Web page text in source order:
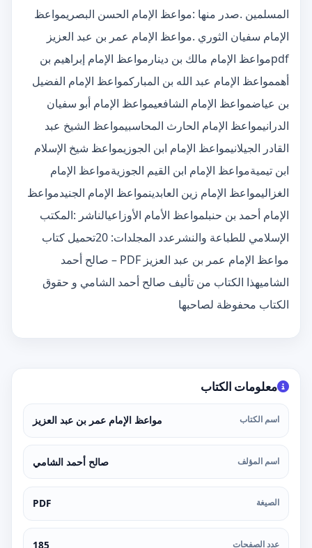
المسلمين .صدر منها :مواعظ الإمام الحسن البصريمواعظ
الإمام سفيان الثوري .مواعظ الإمام عمر بن عبد العزيز
pdfمواعظ الإمام مالك بن دينارمواعظ الإمام إبراهيم بن
أهممواعظ الإمام عبد الله بن المباركمواعظ الإمام الفضيل
بن عياضمواعظ الإمام الشافعيمواعظ الإمام أبو سفيان
الدرانيمواعظ الإمام الحارث المحاسبيمواعظ الشيخ عبد
القادر الجيلانيمواعظ الإمام ابن الجوزيمواعظ شيخ الإسلام
ابن تيميةمواعظ الإمام ابن القيم الجوزيةمواعظ الإمام
الغزاليمواعظ الإمام زين العابدينمواعظ الإمام الجنيدمواعظ
الإمام أحمد بن حنبلمواعظ الأمام الأوزاعيالناشر :المكتب
الإسلامي للطباعة والنشرعدد المجلدات: 20تحميل كتاب
مواعظ الإمام عمر بن عبد العزيز PDF – صالح أحمد
الشاميهذا الكتاب من تأليف صالح أحمد الشامي و حقوق
الكتاب محفوظة لصاحبها
معلومات الكتاب
اسم الكتاب مواعظ الإمام عمر بن عبد العزيز
اسم المؤلف صالح أحمد الشامي
الصيغة PDF
عدد الصفحات 185